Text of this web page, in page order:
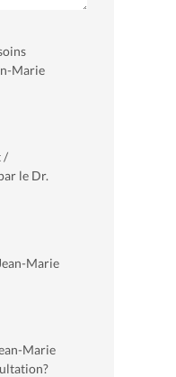
Marie
/
le Dr.
Marie
Marie